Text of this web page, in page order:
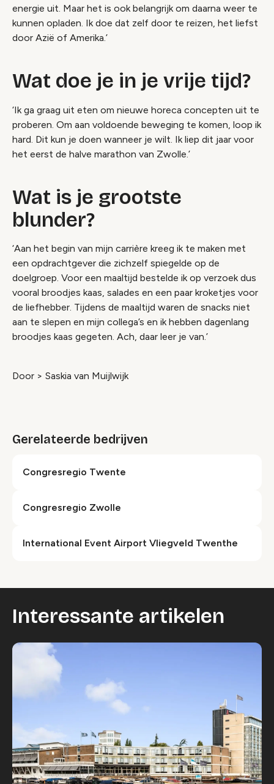
energie uit. Maar het is ook belangrijk om daarna weer te
kunnen opladen. Ik doe dat zelf door te reizen, het liefst
door Azië of Amerika.’
Wat doe je in je vrije tijd?
‘Ik ga graag uit eten om nieuwe horeca concepten uit te
proberen. Om aan voldoende beweging te komen, loop ik
hard. Dit kun je doen wanneer je wilt. Ik liep dit jaar voor
het eerst de halve marathon van Zwolle.’
Wat is je grootste
blunder?
‘Aan het begin van mijn carrière kreeg ik te maken met
een opdrachtgever die zichzelf spiegelde op de
doelgroep. Voor een maaltijd bestelde ik op verzoek dus
vooral broodjes kaas, salades en een paar kroketjes voor
de liefhebber. Tijdens de maaltijd waren de snacks niet
aan te slepen en mijn collega’s en ik hebben dagenlang
broodjes kaas gegeten. Ach, daar leer je van.’
Door > Saskia van Muijlwijk
Gerelateerde bedrijven
Congresregio Twente
Congresregio Zwolle
International Event Airport Vliegveld Twenthe
Interessante artikelen